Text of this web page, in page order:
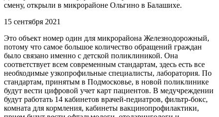
смену, открыли в микрорайоне Ольгино в Балашихе.
15 сентября 2021
Это объект номер один для микрорайона Железнодорожный,
потому что самое большое количество обращений граждан
было связано именно с детской поликлиникой. Она
соответствует всем современным стандартам, здесь есть все
необходимые узкопрофильные специалисты, лаборатория. По
стандартам, принятым в Подмосковье, в новой поликлинике
будут вести цифровой учет карт пациентов. В медучреждении
будут работать 14 кабинетов врачей-педиатров, фильтр-бокс,
комната для кормления, кабинеты вакцинопрофилактики,